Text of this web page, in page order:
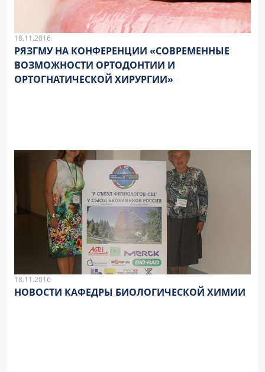
18.11.2016
РЯЗГМУ НА КОНФЕРЕНЦИИ «СОВРЕМЕННЫЕ
ВОЗМОЖНОСТИ ОРТОДОНТИИ И
ОРТОГНАТИЧЕСКОЙ ХИРУРГИИ»
18.11.2016
НОВОСТИ КАФЕДРЫ БИОЛОГИЧЕСКОЙ ХИМИИ